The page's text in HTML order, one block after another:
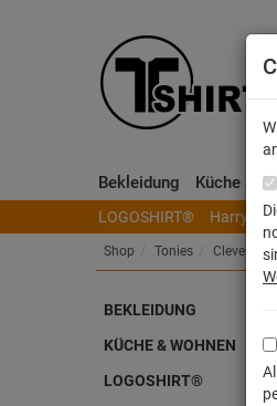
Bekleidung Küche &
LOGOSHIRT® Harry
Shop Tonies Clever
BEKLEIDUNG
KÜCHE & WOHNEN
LOGOSHIRT®